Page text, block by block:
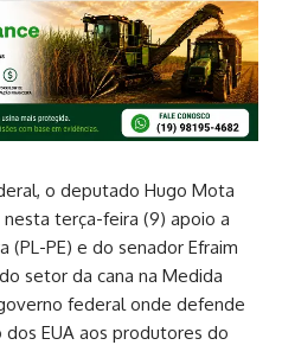
o deputado Hugo Mota
terça-feira (9) apoio a
PE) e do senador Efraim
setor da cana na Medida
federal onde defende
EUA aos produtores do